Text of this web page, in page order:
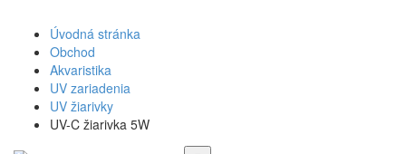
Úvodná stránka
Obchod
Akvaristika
UV zariadenia
UV žiarivky
UV-C žiarivka 5W